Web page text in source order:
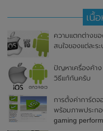
เนื้
ความแตกต่างข
สนใจของแต่ละร
ปัญหาเครื่องค้าง
วิธีแก้กันครับ
การตั้งค่าการ์ดจ
พร้อมภาพประก
gaming